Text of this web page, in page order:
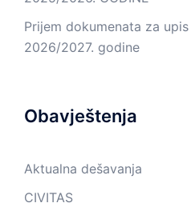
Prijem dokumenata za
2026/2027. godine
Obavještenja
Aktualna dešavanja
CIVITAS